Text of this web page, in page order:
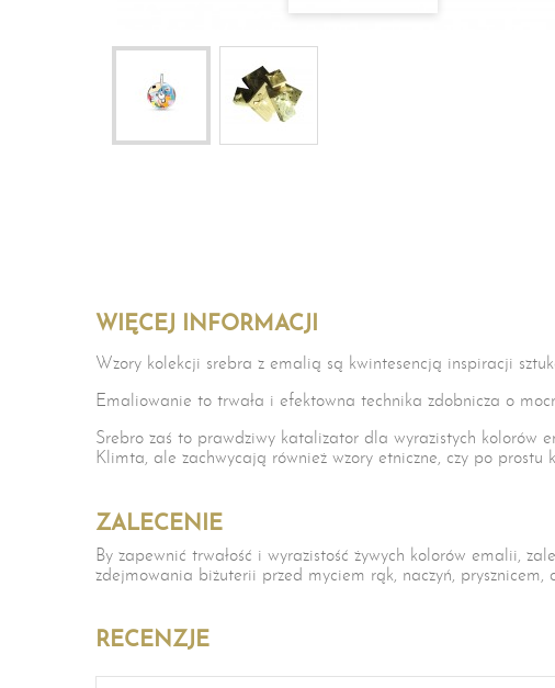
WIĘCEJ INFORMACJI
Wzory kolekcji srebra z emalią są kwintesencją inspiracji
Emaliowanie to trwała i efektowna technika zdobnicza o
Srebro zaś to prawdziwy katalizator dla wyrazistych kolorów
Klimta, ale zachwycają również wzory etniczne, czy po prostu
ZALECENIE
By zapewnić trwałość i wyrazistość żywych kolorów emalii,
zdejmowania biżuterii przed myciem rąk, naczyń, prysznicem,
RECENZJE